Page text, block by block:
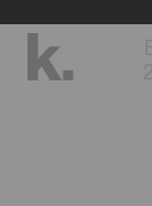
contenu